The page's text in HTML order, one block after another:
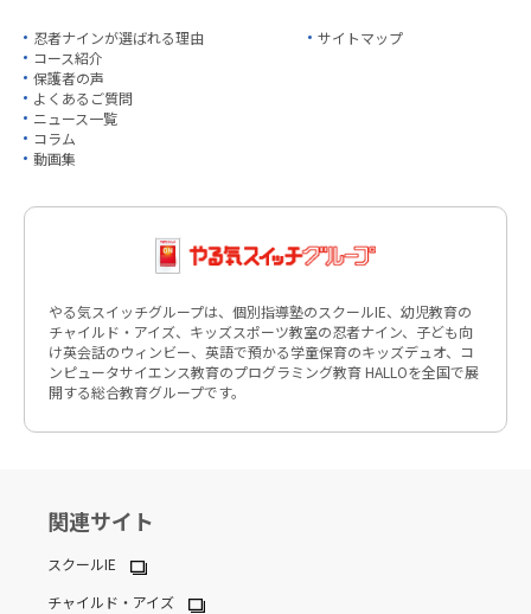
忍者ナインが選ばれる理由
コース紹介
保護者の声
よくあるご質問
ニュース一覧
コラム
動画集
サイトマップ
やる気スイッチグループは、個別指導塾のスクールIE、幼児教育の
チャイルド・アイズ、キッズスポーツ教室の忍者ナイン、子ども向
け英会話のウィンビー、英語で預かる学童保育のキッズデュオ、コ
ンピュータサイエンス教育のプログラミング教育 HALLOを全国で展
開する総合教育グループです。
関連サイト
スクールIE
チャイルド・アイズ